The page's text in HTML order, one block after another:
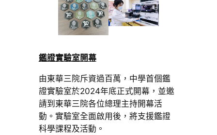
鑑證實驗室開幕
由東華三院斥資過百萬，中學首個鑑
證實驗室於2024年底正式開幕，並邀
請到東華三院各位總理主持開幕活
動。實驗室全面啟用後，將支援鑑證
科學課程及活動。